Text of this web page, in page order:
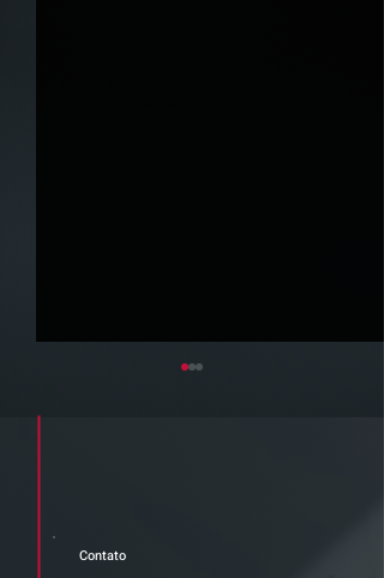
STJ admite
Contato